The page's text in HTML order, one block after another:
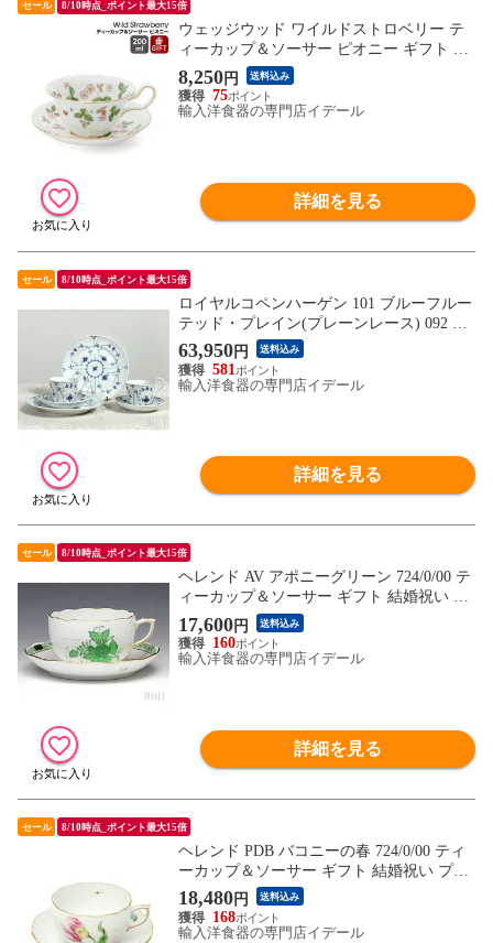
セール 8/10時点_ポイント最大15倍
ウェッジウッド ワイルドストロベリー テ
ィーカップ＆ソーサー ピオニー ギフト 結
婚祝い プレゼント 贈り物 【食器 カトラリ
ー】【ギフト】
8,250円 送料込み
75
輸入洋食器の専門店イデール
詳細を見る
セール 8/10時点_ポイント最大15倍
ロイヤルコペンハーゲン 101 ブルーフルー
テッド・プレイン(プレーンレース) 092 カ
ップ＆ソーサー ハイハンドル×2客 + 622 プ
レート 22cm フラット ×2枚 6ピースセット
お皿 【食器 カトラリー】
63,950円 送料込み
581
輸入洋食器の専門店イデール
詳細を見る
セール 8/10時点_ポイント最大15倍
ヘレンド AV アポニーグリーン 724/0/00 テ
ィーカップ＆ソーサー ギフト 結婚祝い プ
レゼント 贈り物 【食器 カトラリー】【ギ
フト】
17,600円 送料込み
160
輸入洋食器の専門店イデール
詳細を見る
セール 8/10時点_ポイント最大15倍
ヘレンド PDB バコニーの春 724/0/00 ティ
ーカップ＆ソーサー ギフト 結婚祝い プレ
ゼント 贈り物 【食器 カトラリー】【ギフ
ト】
18,480円 送料込み
168
輸入洋食器の専門店イデール